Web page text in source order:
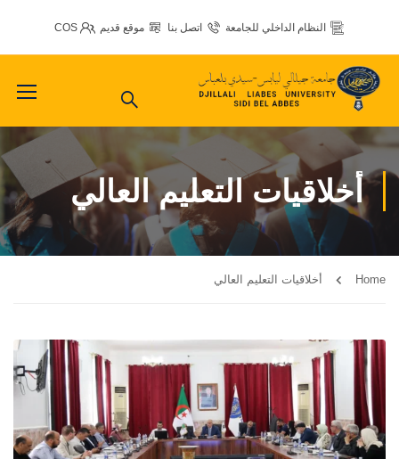
النظام الداخلي للجامعة اتصل بنا موقع قديم COS
أخلاقيات التعليم العالي
Home أخلاقيات التعليم العالي